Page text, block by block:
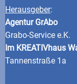
Herausgeber:
Agentur GrAbo
Grabo-Service e.K.
Im KREATIVhaus
Tannenstraße 1a